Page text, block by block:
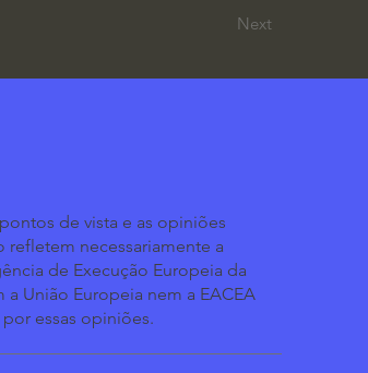
Next
de vista e as opiniões
refletem necessariamente a
de Execução Europeia da
a União Europeia nem a EACEA
essas opiniões.